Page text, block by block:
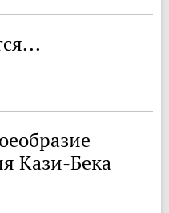
Кази-Бека